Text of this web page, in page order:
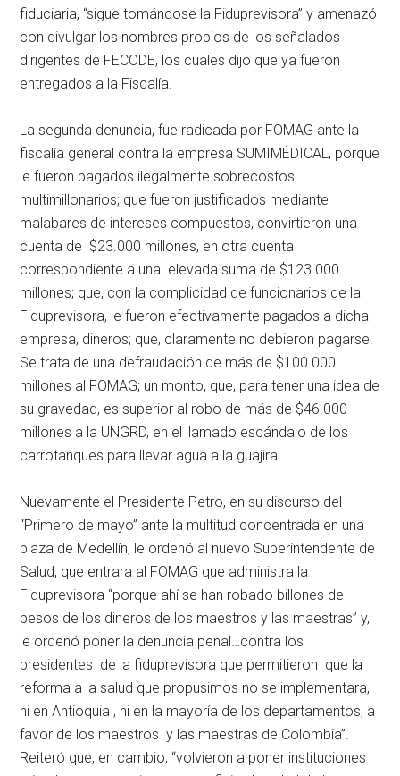
fiduciaria, “sigue tomándose la Fiduprevisora” y amenazó
con divulgar los nombres propios de los señalados
dirigentes de FECODE, los cuales dijo que ya fueron
entregados a la Fiscalía.
La segunda denuncia, fue radicada por FOMAG ante la
fiscalía general contra la empresa SUMIMÉDICAL, porque
le fueron pagados ilegalmente sobrecostos
multimillonarios; que fueron justificados mediante
malabares de intereses compuestos, convirtieron una
cuenta de $23.000 millones, en otra cuenta
correspondiente a una elevada suma de $123.000
millones; que, con la complicidad de funcionarios de la
Fiduprevisora, le fueron efectivamente pagados a dicha
empresa, dineros; que, claramente no debieron pagarse.
Se trata de una defraudación de más de $100.000
millones al FOMAG; un monto, que, para tener una idea de
su gravedad, es superior al robo de más de $46.000
millones a la UNGRD, en el llamado escándalo de los
carrotanques para llevar agua a la guajira.
Nuevamente el Presidente Petro, en su discurso del
“Primero de mayo” ante la multitud concentrada en una
plaza de Medellín, le ordenó al nuevo Superintendente de
Salud, que entrara al FOMAG que administra la
Fiduprevisora “porque ahí se han robado billones de
pesos de los dineros de los maestros y las maestras” y,
le ordenó poner la denuncia penal…contra los
presidentes de la fiduprevisora que permitieron que la
reforma a la salud que propusimos no se implementara,
ni en Antioquia , ni en la mayoría de los departamentos, a
favor de los maestros y las maestras de Colombia”.
Reiteró que, en cambio, “volvieron a poner instituciones